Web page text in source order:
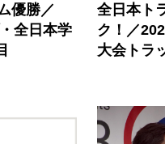
優勝／
全日本学
全日本ト
ク！／
大会トラ